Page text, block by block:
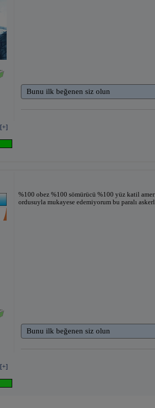
[+]
Bunu ilk beğenen siz olun
[+]
%100 obez %100 sömürücü %100 yüz katil
ordusuyla mukayese edemiyorum bu paralı
Bunu ilk beğenen siz olun